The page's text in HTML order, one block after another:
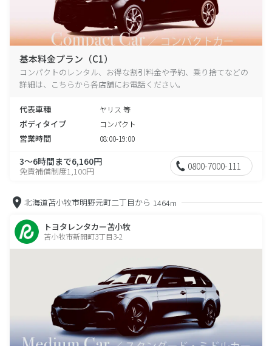
基本料金プラン（C1）
コンパクトのレンタル、お得な割引料金や予約、乗り捨てなどの
詳細は、こちらから各店舗にお電話ください。
代表車種 ヤリス 等
ボディタイプ コンパクト
営業時間 08:00-19:00
3～6時間まで6,160円
免責補償制度1,100円 0800-7000-111
北海道苫小牧市明野元町二丁目から 1464m
トヨタレンタカー苫小牧
苫小牧市新開町3丁目3-2